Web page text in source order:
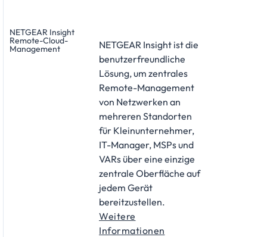
NETGEAR Insight
Remote-Cloud-
Management
NETGEAR Insight ist die
benutzerfreundliche
Lösung, um zentrales
Remote-Management
von Netzwerken an
mehreren Standorten
für Kleinunternehmer,
IT-Manager, MSPs und
VARs über eine einzige
zentrale Oberfläche auf
jedem Gerät
bereitzustellen.
Weitere
Informationen